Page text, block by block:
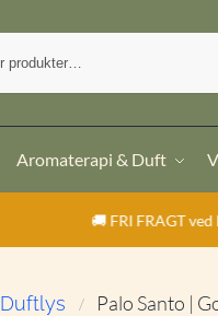
Aromaterapi & Duft
🚚 FRI FRAGT ved køb over
Duftlys / Palo Santo |